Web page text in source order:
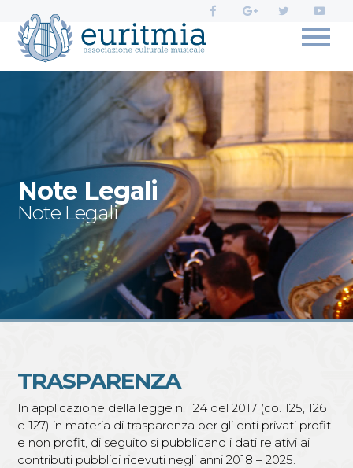
social
di
Euritmia:
Note Legali
Note Legali
TRASPARENZA
In applicazione della legge n. 124 del 2017 (co. 125, 126
e 127) in materia di trasparenza per gli enti privati profit
e non profit, di seguito si pubblicano i dati relativi ai
contributi pubblici ricevuti negli anni 2018 – 2025.